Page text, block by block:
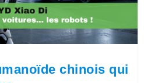
chinois qui